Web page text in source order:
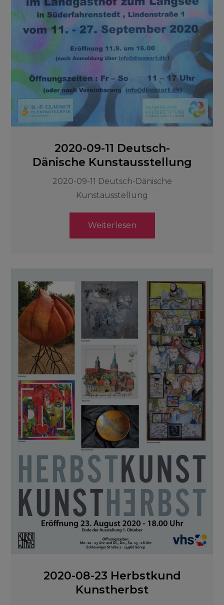
2020-09-11 Deutsch-
Dänische Kunstausstellung
2020-09-11 Deutsch-Dänische
Kunstausstellung
Weiterlesen
2020-08-23 Herbstkund
Kunstherbst